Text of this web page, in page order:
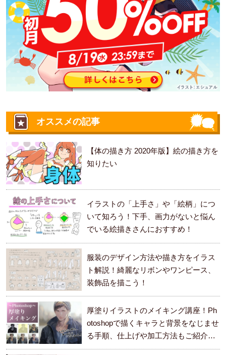
オススメの記事
【体の描き方 2020年版】絵の描き方を
知りたい
イラストの「上手さ」や「絵柄」につ
いて知ろう！下手、画力がないと悩ん
でいる絵描きさんにおすすめ！
服装のデザイン方法や描き方をイラス
ト解説！綺麗なリボンやワンピース、
装飾品を描こう！
厚塗りイラストのメイキング講座！Ph
otoshopで描くキャラと背景をなじませ
る手順、仕上げや加工方法もご紹介し
ます。